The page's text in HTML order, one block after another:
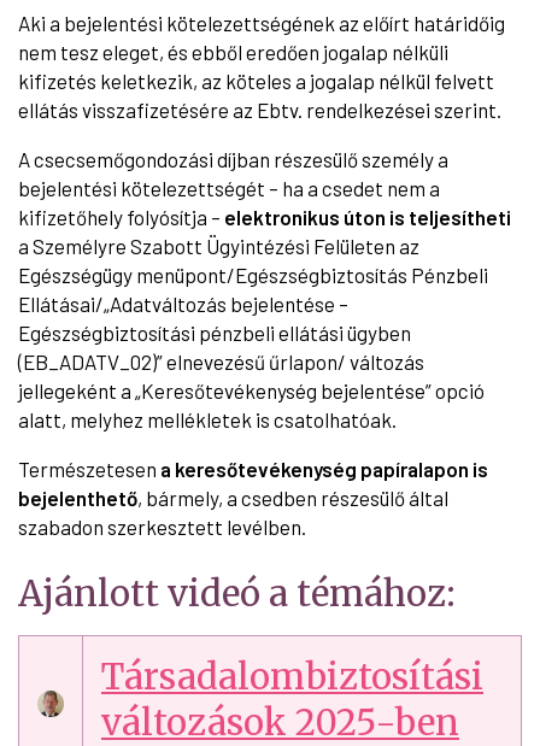
Aki a bejelentési kötelezettségének az előírt határidőig
nem tesz eleget, és ebből eredően jogalap nélküli
kifizetés keletkezik, az köteles a jogalap nélkül felvett
ellátás visszafizetésére az Ebtv. rendelkezései szerint.
A csecsemőgondozási díjban részesülő személy a
bejelentési kötelezettségét – ha a csedet nem a
kifizetőhely folyósítja – elektronikus úton is teljesítheti
a Személyre Szabott Ügyintézési Felületen az
Egészségügy menüpont/Egészségbiztosítás Pénzbeli
Ellátásai/„Adatváltozás bejelentése –
Egészségbiztosítási pénzbeli ellátási ügyben
(EB_ADATV_02)” elnevezésű űrlapon/ változás
jellegeként a „Keresőtevékenység bejelentése” opció
alatt, melyhez mellékletek is csatolhatóak.
Természetesen a keresőtevékenység papíralapon is
bejelenthető, bármely, a csedben részesülő által
szabadon szerkesztett levélben.
Ajánlott videó a témához:
Társadalombiztosítási
változások 2025-ben